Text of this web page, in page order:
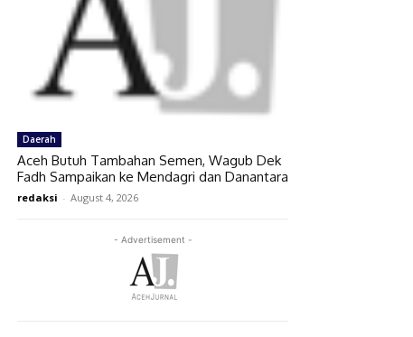
Daerah
Aceh Butuh Tambahan Semen, Wagub Dek
Fadh Sampaikan ke Mendagri dan Danantara
redaksi - August 4, 2026
- Advertisement -